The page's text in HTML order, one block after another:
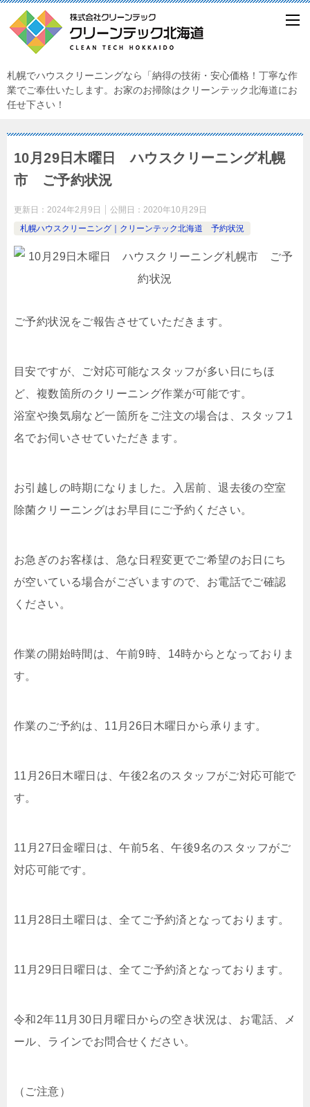
札幌でハウスクリーニングなら「納得の技術・安心価格！丁寧な作
業でご奉仕いたします。お家のお掃除はクリーンテック北海道にお
任せ下さい！
10月29日木曜日 ハウスクリーニング札幌
市 ご予約状況
更新日： 2024年2月9日 公開日： 2020年10月29日
札幌ハウスクリーニング｜クリーンテック北海道 予約状況
ご予約状況をご報告させていただきます。
目安ですが、ご対応可能なスタッフが多い日にちほ
ど、複数箇所のクリーニング作業が可能です。
浴室や換気扇など一箇所をご注文の場合は、スタッフ1
名でお伺いさせていただきます。
お引越しの時期になりました。入居前、退去後の空室
除菌クリーニングはお早目にご予約ください。
お急ぎのお客様は、急な日程変更でご希望のお日にち
が空いている場合がございますので、お電話でご確認
ください。
作業の開始時間は、午前9時、14時からとなっておりま
す。
作業のご予約は、11月26日木曜日から承ります。
11月26日木曜日は、午後2名のスタッフがご対応可能で
す。
11月27日金曜日は、午前5名、午後9名のスタッフがご
対応可能です。
11月28日土曜日は、全てご予約済となっております。
11月29日日曜日は、全てご予約済となっております。
令和2年11月30日月曜日からの空き状況は、お電話、メ
ール、ラインでお問合せください。
（ご注意）